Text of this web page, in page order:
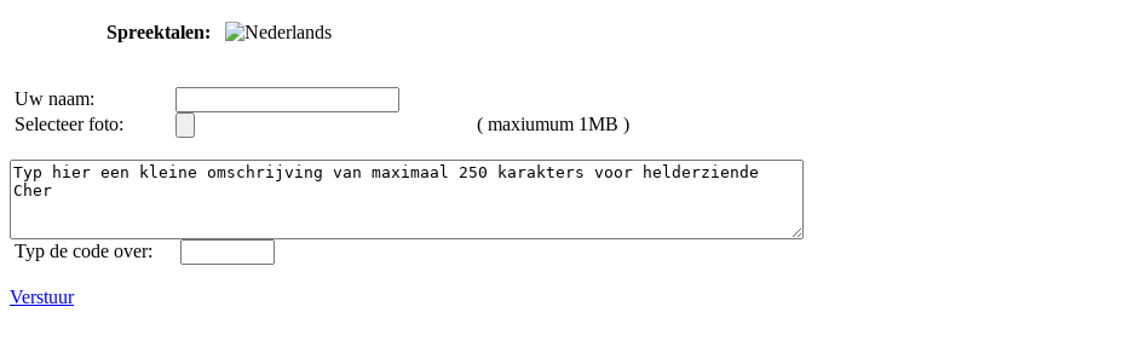
Spreektalen:
Uw naam:
Selecteer foto:
( maxiumum 1MB )
Typ de code over:
Verstuur